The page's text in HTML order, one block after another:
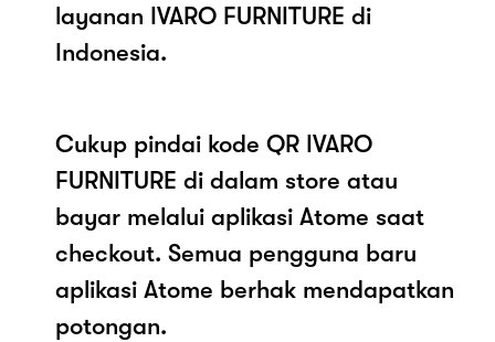
layanan IVARO FURNITURE di
Indonesia.
Cukup pindai kode QR IVARO
FURNITURE di dalam store atau
bayar melalui aplikasi Atome saat
checkout. Semua pengguna baru
aplikasi Atome berhak mendapatkan
potongan.